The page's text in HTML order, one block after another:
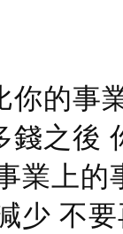
你的事
錢之後
業上
少 不